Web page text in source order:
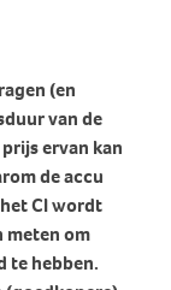
(en
van de
ervan kan
de accu
CI wordt
meten om
te hebben.